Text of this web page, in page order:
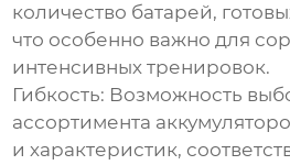
количество батарей,
что особенно важно для
интенсивных тренировок.
Гибкость: Возможность
ассортимента
и характеристик,